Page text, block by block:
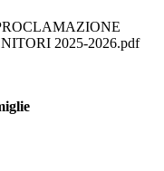
2025-2026.pdf